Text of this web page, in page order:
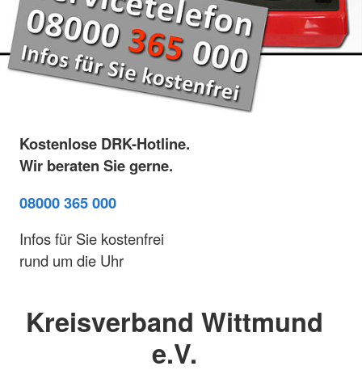
Kostenlose DRK-Hotline.
Wir beraten Sie gerne.
08000 365 000
Infos für Sie kostenfrei
rund um die Uhr
Kreisverband Wittmund
e.V.